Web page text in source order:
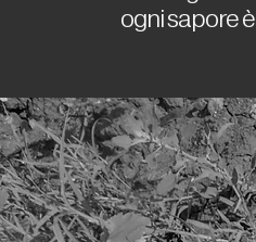
ogni sapore